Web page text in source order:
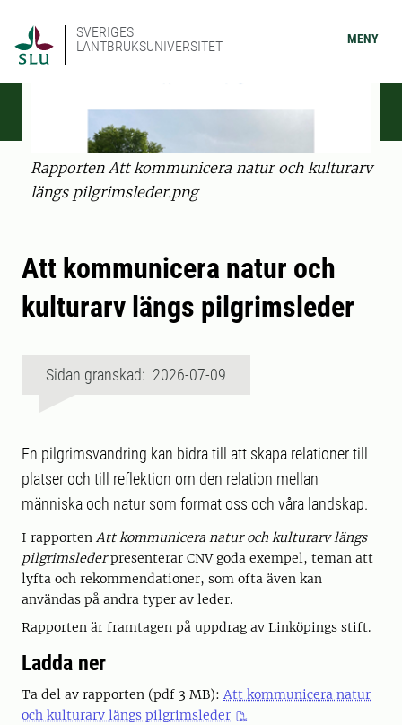
SVERIGES
LANTBRUKSUNIVERSITET
MENY
Rapporten Att kommunicera natur och kulturarv
längs pilgrimsleder.png
Att kommunicera natur och
kulturarv längs pilgrimsleder
Sidan granskad: 2026-07-09
En pilgrimsvandring kan bidra till att skapa relationer till
platser och till reflektion om den relation mellan
människa och natur som format oss och våra landskap.
I rapporten Att kommunicera natur och kulturarv längs
pilgrimslederpresenterar CNV goda exempel, teman att
lyfta och rekommendationer, som ofta även kan
användas på andra typer av leder.
Rapporten är framtagen på uppdrag av Linköpings stift.
Ladda ner
Ta del av rapporten (pdf 3 MB): Att kommunicera natur
och kulturarv längs pilgrimsleder